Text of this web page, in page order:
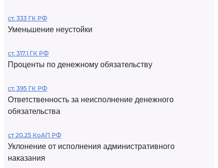
ст. 333 ГК РФ
Уменьшение неустойки
ст. 317.1 ГК РФ
Проценты по денежному обязательству
ст. 395 ГК РФ
Ответственность за неисполнение денежного
обязательства
ст 20.25 КоАП РФ
Уклонение от исполнения административного
наказания